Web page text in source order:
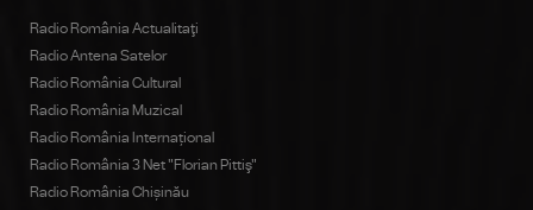
Radio România Actualitaţi
Radio Antena Satelor
Radio România Cultural
Radio România Muzical
Radio România Internațional
Radio România 3 Net "Florian Pittiş"
Radio România Chișinău